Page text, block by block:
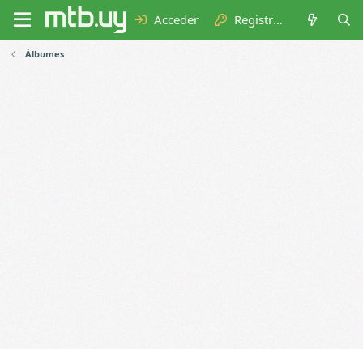
Acceder Registrarse
Álbumes